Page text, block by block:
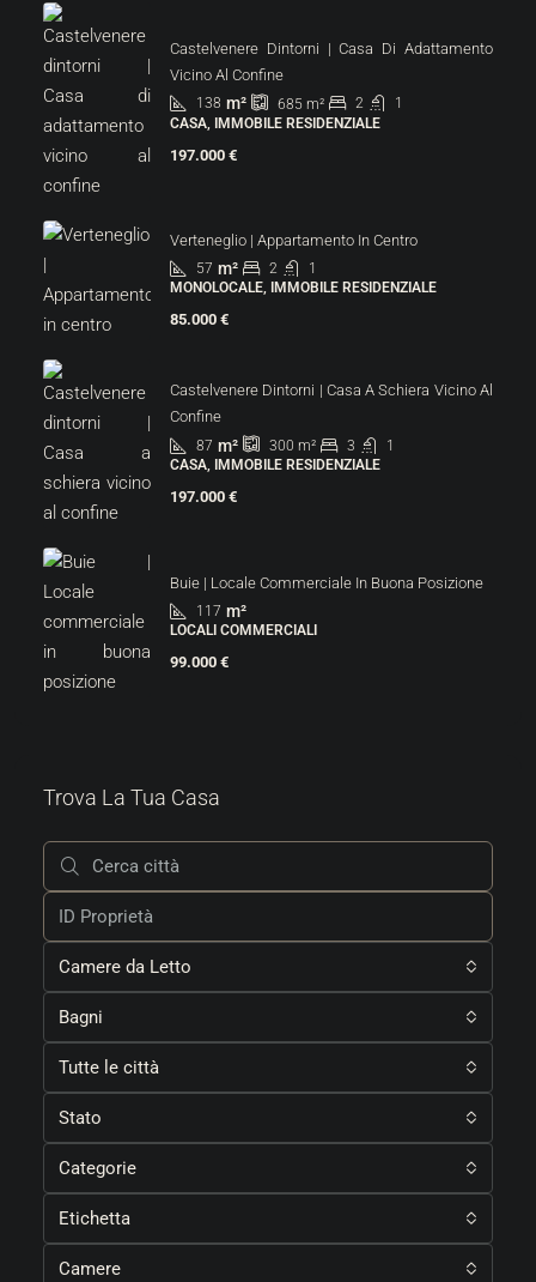
Castelvenere Dintorni | Casa Di Adattamento
Vicino Al Confine
138 m² 685 m² 2
1
CASA, IMMOBILE RESIDENZIALE
197.000 €
Verteneglio | Appartamento In Centro
57 m² 2
1
MONOLOCALE, IMMOBILE RESIDENZIALE
85.000 €
Castelvenere Dintorni | Casa A Schiera Vicino Al
Confine
87 m² 300 m² 3
1
CASA, IMMOBILE RESIDENZIALE
197.000 €
Buie | Locale Commerciale In Buona Posizione
117 m²
LOCALI COMMERCIALI
99.000 €
Trova La Tua Casa
Camere da Letto
Bagni
Tutte le città
Stato
Categorie
Etichetta
Camere